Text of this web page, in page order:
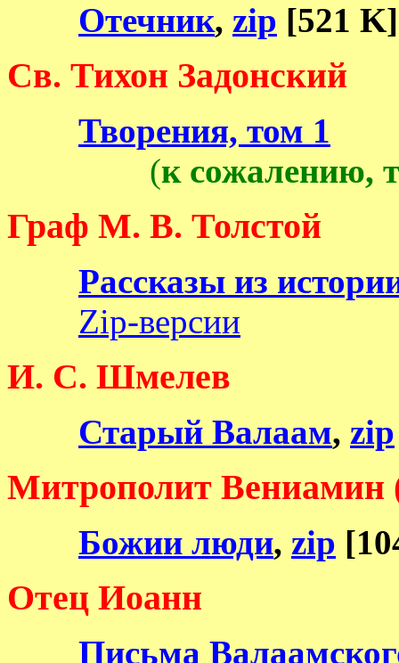
Отечник, zip [521 K]
Св. Тихон Задонский
Творения, том 1
(к сожалению,
Граф М. В. Толстой
Рассказы из
Zip-версии
И. С. Шмелев
Старый Валаам, zip
Митрополит Вениамин
Божии люди, zip
Отец Иоанн
Письма